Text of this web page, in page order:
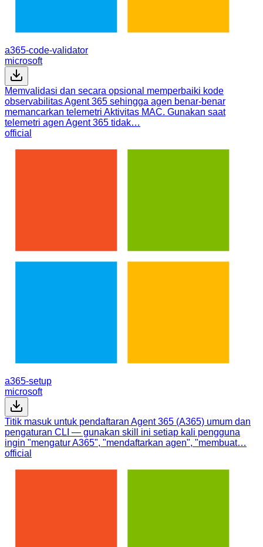
a365-code-validator
microsoft
Memvalidasi dan secara opsional memperbaiki kode
observabilitas Agent 365 sehingga agen benar-benar
memancarkan telemetri Aktivitas MAC. Gunakan saat
telemetri agen Agent 365 tidak…
official
a365-setup
microsoft
Titik masuk untuk pendaftaran Agent 365 (A365) umum dan
pengaturan CLI — gunakan skill ini setiap kali pengguna
ingin "mengatur A365", "mendaftarkan agen", "membuat…
official